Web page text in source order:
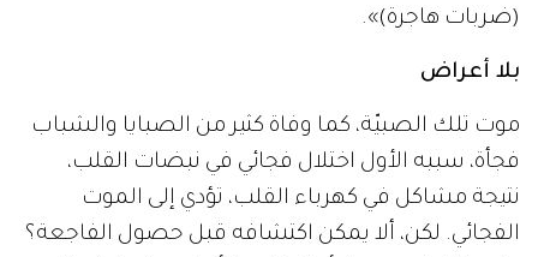
(ضربات هاجرة)».
بلا أعراض
موت تلك الصبيّة، كما وفاة كثير من الصبايا والشباب
فجأة، سببه الأول اختلال فجائي في نبضات القلب،
نتيجة مشاكل في كهرباء القلب، تؤدي إلى الموت
الفجائي. لكن، ألا يمكن اكتشافه قبل حصول الفاجعة؟